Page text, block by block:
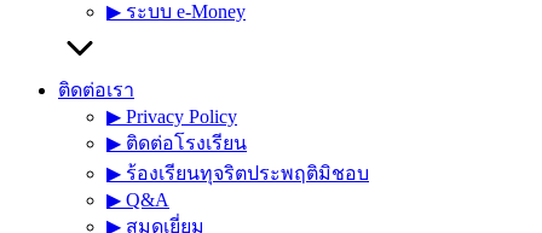
▶︎ ระบบ e-Money
ติดต่อเรา
▶︎ Privacy Policy
▶︎ ติดต่อโรงเรียน
▶︎ ร้องเรียนทุจริตประพฤติมิชอบ
▶︎ Q&A
▶︎ สมุดเยี่ยม